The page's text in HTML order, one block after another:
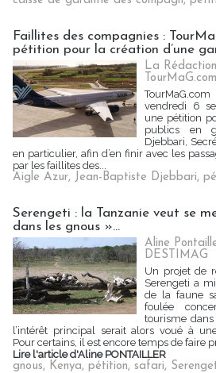
Faillites des compagnies :
pétition pour la création d’une
La Rédaction
vendredi 6
une pétition
publics en
Djebbari,
en particulier, afin d’en finir avec les
par les faillites des...
Aigle Azur, Jean-Baptiste Djebbari,
Serengeti : la Tanzanie veut se
dans les gnous »...
Aline
DESTIMAG
Un projet de
Serengeti a
de la faune
foulée
tourisme
l’intérêt principal serait alors voué à
Pour certains, il est encore temps de faire
Lire l'article d'Aline PONTAILLER
gnous, Kenya, pétition, safari,